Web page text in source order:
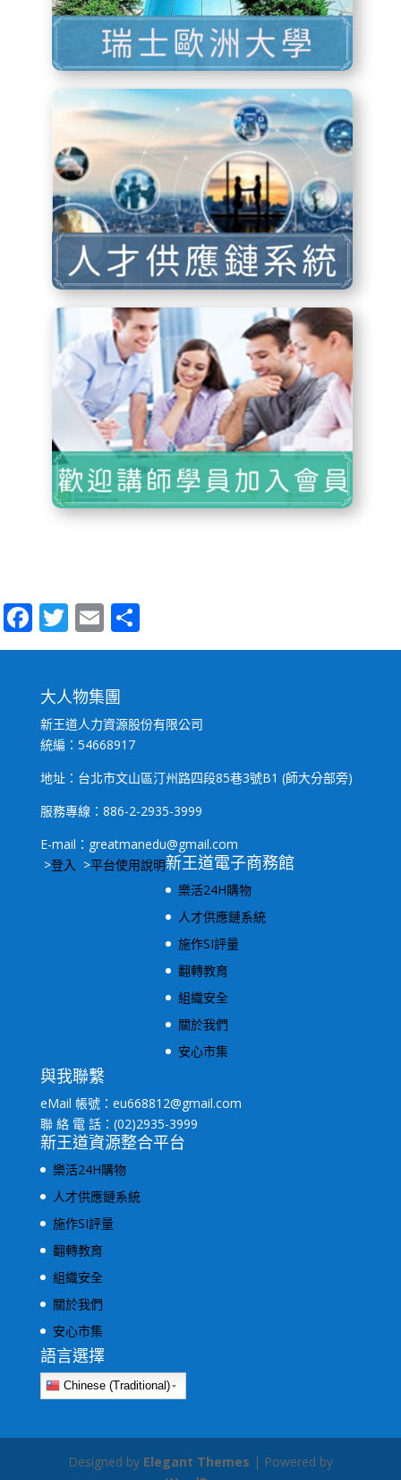
Facebook
Twitter
Email
大人物集團
新王道人力資源股份有限公司
統編：54668917
地址：台北市文山區汀州路四段85巷3號B1 (師大分部旁)
服務專線：886-2-2935-3999
E-mail：greatmanedu@gmail.com
>登入 >平台使用說明新王道電子商務館
樂活24H購物
人才供應鏈系統
施作SI評量
翻轉教育
組織安全
關於我們
安心市集
與我聯繫
eMail 帳號：eu668812@gmail.com
聯 絡 電 話：(02)2935-3999
新王道資源整合平台
樂活24H購物
人才供應鏈系統
施作SI評量
翻轉教育
組織安全
關於我們
安心市集
語言選擇
Chinese (Traditional)
Designed by Elegant Themes | Powered by